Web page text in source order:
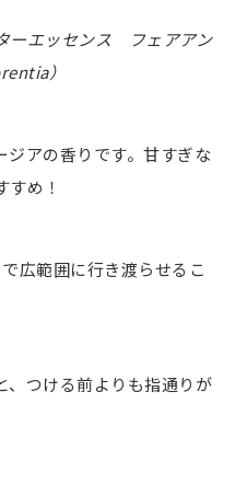
ーエッセンス フェアアン
）
ジアの香りです。甘すぎな
め！
広範囲に行き渡らせるこ
、つける前よりも指通りが